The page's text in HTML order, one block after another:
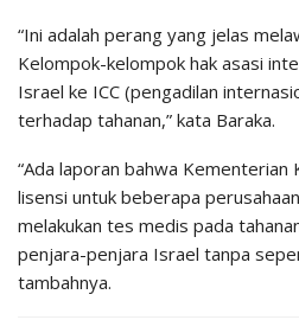
“Ini adalah perang yang jelas
Kelompok-kelompok hak asasi
Israel ke ICC (pengadilan
terhadap tahanan,” kata Baraka.
“Ada laporan bahwa Kementerian
lisensi untuk beberapa
melakukan tes medis pada
penjara-penjara Israel tanpa
tambahnya.